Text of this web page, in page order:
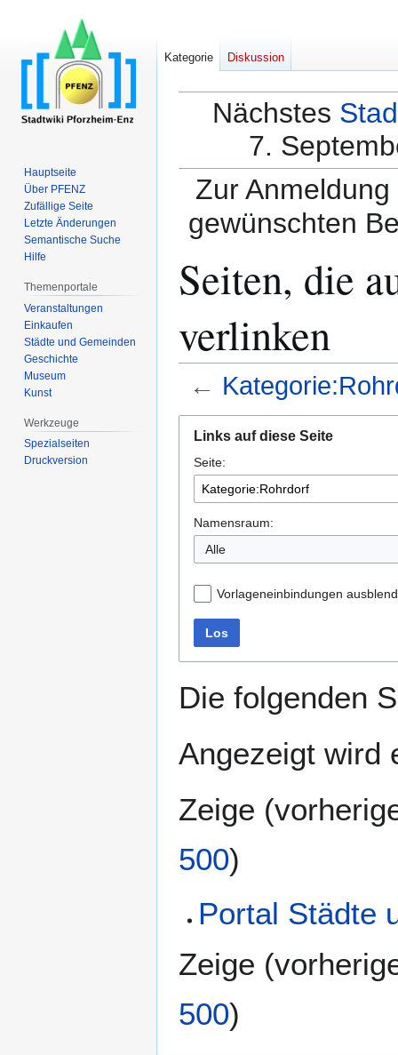
Nächstes
7.
Zur
gewünschten
Seiten, die
verlinken
←
Navigation
springen
Suche
springen
Links auf diese Seite
Seite:
Namensraum:
Alle
Vorlageneinbindungen
Los
Die folgenden
Angezeigt wird
Zeige (
500)
Portal Städte
Zeige (
500)
Kategorie Diskussion
Hauptseite
Über PFENZ
Zufällige Seite
Letzte Änderungen
Semantische Suche
Hilfe
Themenportale
Veranstaltungen
Einkaufen
Städte und Gemeinden
Geschichte
Museum
Kunst
Werkzeuge
Spezialseiten
Druckversion